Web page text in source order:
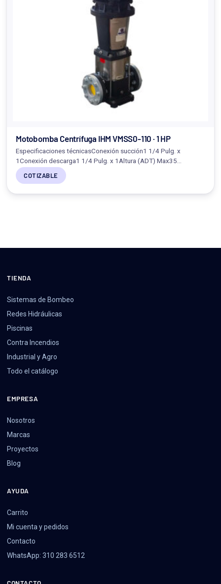
Motobomba Centrífuga IHM VMSS0-110 · 1 HP
Especificaciones técnicasConexión succión1 1/4 Pulg. x
1Conexión descarga1 1/4 Pulg. x 1Altura (ADT) Max35…
COTIZABLE
TIENDA
Sistemas de Bombeo
Redes Hidráulicas
Piscinas
Contra Incendios
Industrial y Agro
Todo el catálogo
EMPRESA
Nosotros
Marcas
Proyectos
Blog
AYUDA
Carrito
Mi cuenta y pedidos
Contacto
WhatsApp: 310 283 6512